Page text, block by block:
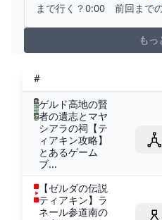
まで行く？0:00 前回まで
6:56 奇跡のボックリン
ヤミオの祠09:50 ロケッ
も
#
ゲルド高地の賢
者の遺志とマヤ
シアラの祠【テ
ィアキン攻略】
とあるゲーム
ブ...
【ゼルダの伝説
ティアキン】ラ
ネール参道南の